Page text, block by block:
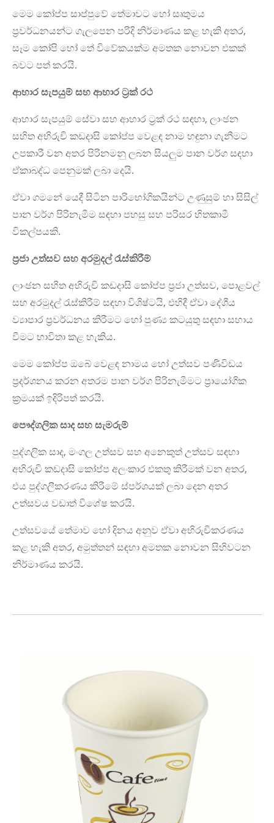
මෙම කෝප්ප සාප්පුවේ තේමාවට හෝ සෘතුමය
ප්‍රවර්ධනයන්ට ගැලපෙන පරිදි නිර්මාණය කළ හැකි අතර,
සෑම කෝපි හෝ තේ විවේකයක්ම අමතක නොවන එකක්
බවට පත් කරයි.
ආහාර සැපයුම් සහ ආහාර ට්‍රක් රථ
ආහාර සැපයුම් සේවා සහ ආහාර ට්‍රක් රථ සඳහා, ලාංඡන
සහිත අභිරුචි කඩදාසි කෝප්ප වෙළඳ නාම හඳුනා ගැනීමට
උපකාරී වන අතර පිරිනමනු ලබන සියලුම පාන වර්ග සඳහා
ඒකාබද්ධ පෙනුමක් ලබා දෙයි.
ඒවා ගමනේ යෙදී සිටින පාරිභෝගිකයින්ට උණුසුම් හා සිසිල්
පාන වර්ග පිරිනැමීම සඳහා පහසු සහ පරිසර හිතකාමී
විකල්පයකි.
ප්‍රජා උත්සව සහ අරමුදල් රැස්කිරීම්
ලාංඡන සහිත අභිරුචි කඩදාසි කෝප්ප ප්‍රජා උත්සව, පොළවල්
සහ අරමුදල් රැස්කිරීම් සඳහා විශිෂ්ටයි, එහිදී ඒවා දේශීය
ව්‍යාපාර ප්‍රවර්ධනය කිරීමට හෝ පුණ්‍ය කටයුතු සඳහා සහාය
වීමට භාවිතා කළ හැකිය.
මෙම කෝප්ප ඔබේ වෙළඳ නාමය හෝ උත්සව පණිවිඩය
ප්‍රදර්ශනය කරන අතරම පාන වර්ග පිරිනැමීමට ප්‍රායෝගික
ක්‍රමයක් ඉදිරිපත් කරයි.
පෞද්ගලික සාද සහ සැමරුම්
පුද්ගලික සාද, මංගල උත්සව සහ අනෙකුත් උත්සව සඳහා
අභිරුචි කඩදාසි කෝප්ප අලංකාර එකතු කිරීමක් වන අතර,
එය පුද්ගලීකරණය කිරීමේ ස්පර්ශයක් ලබා දෙන අතර
උත්සවය වඩාත් විශේෂ කරයි.
උත්සවයේ තේමාව හෝ දිනය අනුව ඒවා අභිරුචිකරණය
කළ හැකි අතර, අමුත්තන් සඳහා අමතක නොවන සිහිවටන
නිර්මාණය කරයි.